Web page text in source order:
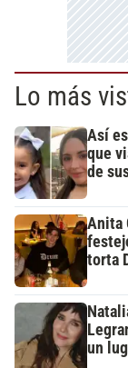
Lo más
Así
que
de
Anita
torta
un